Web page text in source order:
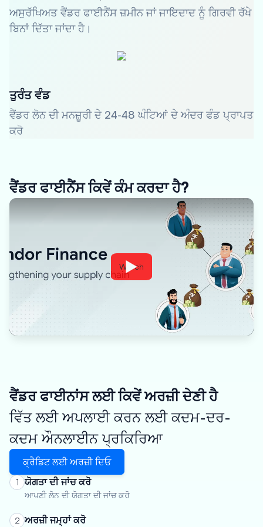
ਅਸੁਰੱਖਿਅਤ ਵੈਂਡਰ ਫਾਈਨੈਂਸ ਜ਼ਮੀਨ ਜਾਂ ਜਾਇਦਾਦ ਨੂੰ ਗਿਰਵੀ ਰੱਖੇ
ਬਿਨਾਂ ਦਿੱਤਾ ਜਾਂਦਾ ਹੈ।
ਤੁਰੰਤ ਵੰਡ
ਵੈਂਡਰ ਲੋਨ ਦੀ ਮਨਜ਼ੂਰੀ ਦੇ 24-48 ਘੰਟਿਆਂ ਦੇ ਅੰਦਰ ਫੰਡ ਪ੍ਰਾਪਤ
ਕਰੋ
ਵੈਂਡਰ ਫਾਈਨੈਂਸ ਕਿਵੇਂ ਕੰਮ ਕਰਦਾ ਹੈ?
Watch
ਵੈਂਡਰ ਫਾਈਨਾਂਸ ਲਈ ਕਿਵੇਂ ਅਰਜ਼ੀ ਦੇਣੀ ਹੈ
ਵਿੱਤ ਲਈ ਅਪਲਾਈ ਕਰਨ ਲਈ ਕਦਮ-ਦਰ-
ਕਦਮ ਔਨਲਾਈਨ ਪ੍ਰਕਿਰਿਆ
ਕ੍ਰੈਡਿਟ ਲਈ ਅਰਜ਼ੀ ਦਿਓ
1 ਯੋਗਤਾ ਦੀ ਜਾਂਚ ਕਰੋ
ਆਪਣੀ ਲੋਨ ਦੀ ਯੋਗਤਾ ਦੀ ਜਾਂਚ ਕਰੋ
2 ਅਰਜ਼ੀ ਜਮ੍ਹਾਂ ਕਰੋ